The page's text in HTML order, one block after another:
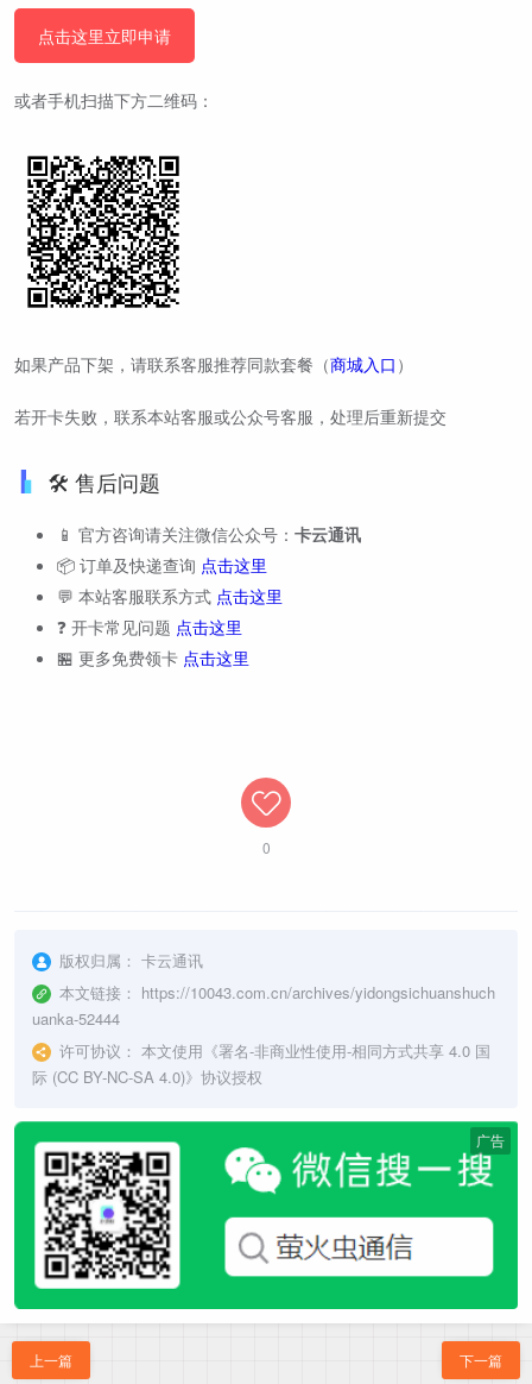
点击这里立即申请
或者手机扫描下方二维码：
如果产品下架，请联系客服推荐同款套餐（商城入口 ）
若开卡失败，联系本站客服或公众号客服，处理后重新提交
🛠️ 售后问题
📱 官方咨询请关注微信公众号： 卡云通讯
📦 订单及快递查询 点击这里
💬 本站客服联系方式 点击这里
❓ 开卡常见问题 点击这里
🏪 更多免费领卡 点击这里
0
版权归属： 卡云通讯
本文链接： https://10043.com.cn/archives/yidongsichuanshuch
uanka-52444
许可协议： 本文使用《署名-非商业性使用-相同方式共享 4.0 国
际 (CC BY-NC-SA 4.0)》协议授权
广告
上一篇 下一篇